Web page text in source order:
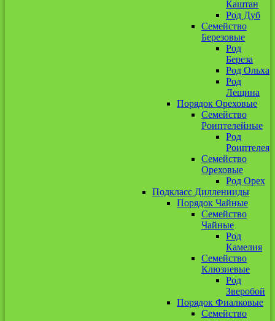
Каштан
Род Дуб
Семейство
Березовые
Род
Береза
Род Ольха
Род
Лещина
Порядок Ореховые
Семейство
Роиптелейные
Род
Роиптелея
Семейство
Ореховые
Род Орех
Подкласс Дилленииды
Порядок Чайные
Семейство
Чайные
Род
Камелия
Семейство
Клюзиевые
Род
Зверобой
Порядок Фиалковые
Семейство